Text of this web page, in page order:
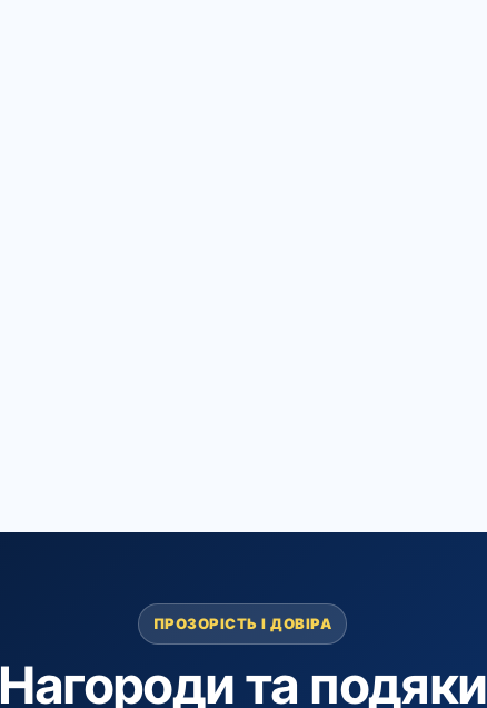
ПРОЗОРІСТЬ І ДОВІРА
Нагороди та подяки